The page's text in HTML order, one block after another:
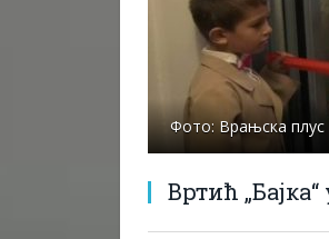
Фото: Врањска плус
Вртић